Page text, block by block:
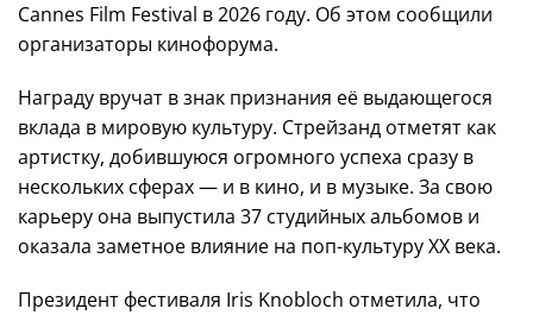
Cannes Film Festival в 2026 году. Об этом сообщили
организаторы кинофорума.
Награду вручат в знак признания её выдающегося
вклада в мировую культуру. Стрейзанд отметят как
артистку, добившуюся огромного успеха сразу в
нескольких сферах — и в кино, и в музыке. За свою
карьеру она выпустила 37 студийных альбомов и
оказала заметное влияние на поп-культуру XX века.
Президент фестиваля Iris Knobloch отметила, что